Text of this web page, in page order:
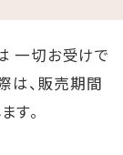
一切お受けで
は、販売期間
す。